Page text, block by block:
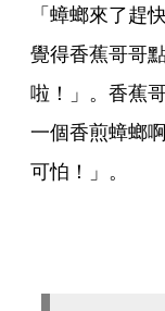
「蟑螂來了趕
覺得香蕉哥哥
啦！」。香蕉
一個香煎蟑螂
可怕！」。